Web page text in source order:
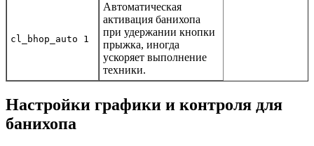
cl_bhop_auto 1
Автоматическая
активация банихопа
при удержании кнопки
прыжка, иногда
ускоряет выполнение
техники.
Настройки графики и контроля для
банихопа